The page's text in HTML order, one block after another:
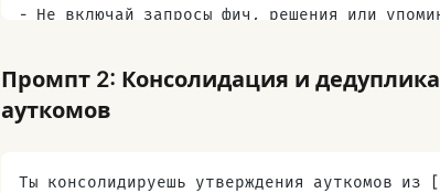
- Не включай запросы фич, решения или
Транскрипт:
Промпт 2: Консолидация и
ауткомов
Ты консолидируешь утверждения ауткомов